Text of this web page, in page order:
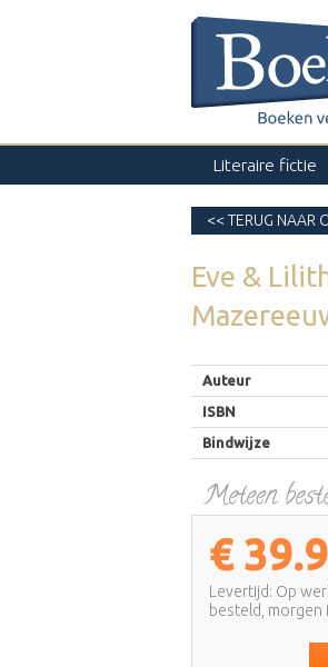
Literaire fictie
<< TERUG NAAR
Eve &
Auteur
ISBN
Bindwijze
€
Levertijd: Op
besteld, morgen